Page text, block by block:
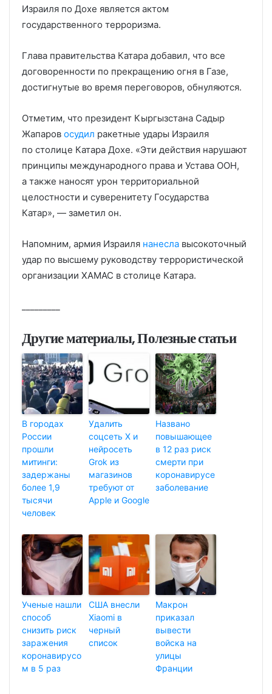
Израиля по Дохе является актом
государственного терроризма.
Глава правительства Катара добавил, что все
договоренности по прекращению огня в Газе,
достигнутые во время переговоров, обнуляются.
Отметим, что президент Кыргызстана Садыр
Жапаров осудил ракетные удары Израиля
по столице Катара Дохе. «Эти действия нарушают
принципы международного права и Устава ООН,
а также наносят урон территориальной
целостности и суверенитету Государства
Катар», — заметил он.
Напомним, армия Израиля нанесла высокоточный
удар по высшему руководству террористической
организации ХАМАС в столице Катара.
Другие материалы, Полезные статьи
В городах
России
прошли
митинги:
задержаны
более 1,9
тысячи
человек
Удалить
соцсеть X и
нейросеть
Grok из
магазинов
требуют от
Apple и Google
Названо
повышающее
в 12 раз риск
смерти при
коронавирусе
заболевание
Ученые нашли
способ
снизить риск
заражения
коронавирусо
м в 5 раз
США внесли
Xiaomi в
черный
список
Макрон
приказал
вывести
войска на
улицы
Франции